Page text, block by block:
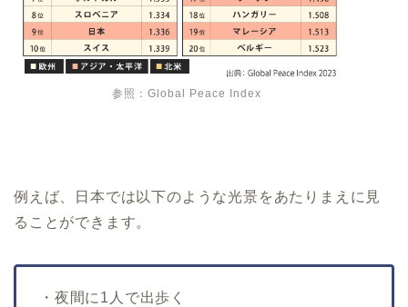
参照：Global Peace Index
例えば、日本では以下のような光景をあたりまえに見
ることができます。
・夜間に1人で出歩く